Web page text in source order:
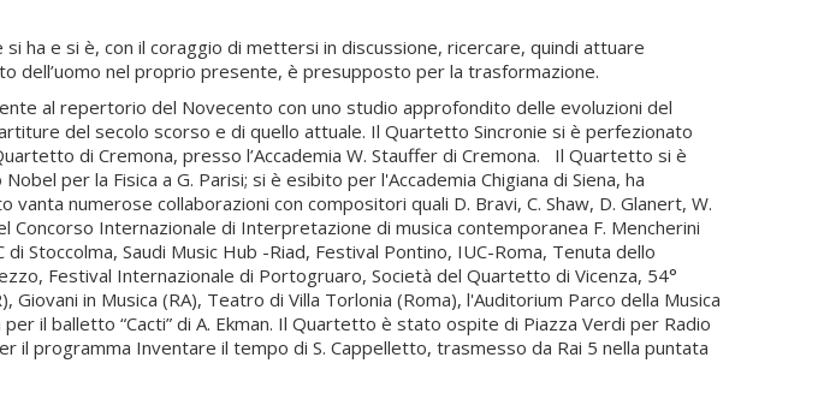
ha e si è, con il coraggio di mettersi in discussione, ricercare, quindi attuare
dell’uomo nel proprio presente, è presupposto per la trasformazione.
al repertorio del Novecento con uno studio approfondito delle evoluzioni del
del secolo scorso e di quello attuale. Il Quartetto Sincronie si è perfezionato
di Cremona, presso l’Accademia W. Stauffer di Cremona. Il Quartetto si è
per la Fisica a G. Parisi; si è esibito per l'Accademia Chigiana di Siena, ha
numerose collaborazioni con compositori quali D. Bravi, C. Shaw, D. Glanert, W.
Concorso Internazionale di Interpretazione di musica contemporanea F. Mencherini
Saudi Music Hub -Riad, Festival Pontino, IUC-Roma, Tenuta dello
Festival Internazionale di Portogruaro, Società del Quartetto di Vicenza, 54°
in Musica (RA), Teatro di Villa Torlonia (Roma), l'Auditorium Parco della Musica
il balletto “Cacti” di A. Ekman. Il Quartetto è stato ospite di Piazza Verdi per Radio
programma Inventare il tempo di S. Cappelletto, trasmesso da Rai 5 nella puntata